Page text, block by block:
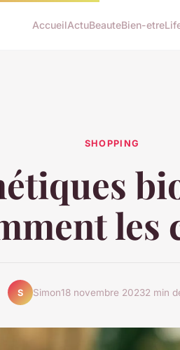
AccueilActuBeauteBien-etre
SHOPPING
les
S Simon18 novembre 20232 min